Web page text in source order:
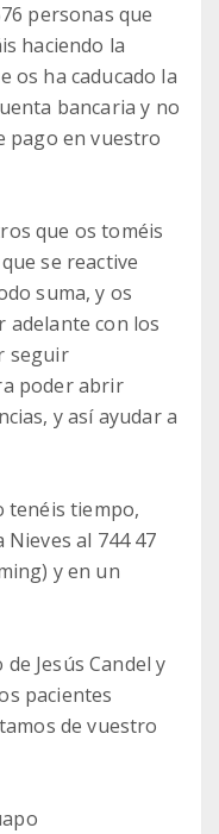
personas que
haciendo la
os ha caducado la
bancaria y no
pago en vuestro
que os toméis
se reactive
suma, y os
adelante con los
seguir
poder abrir
y así ayudar a
tenéis tiempo,
al 744 47
y en un
Jesús Candel y
pacientes
de vuestro